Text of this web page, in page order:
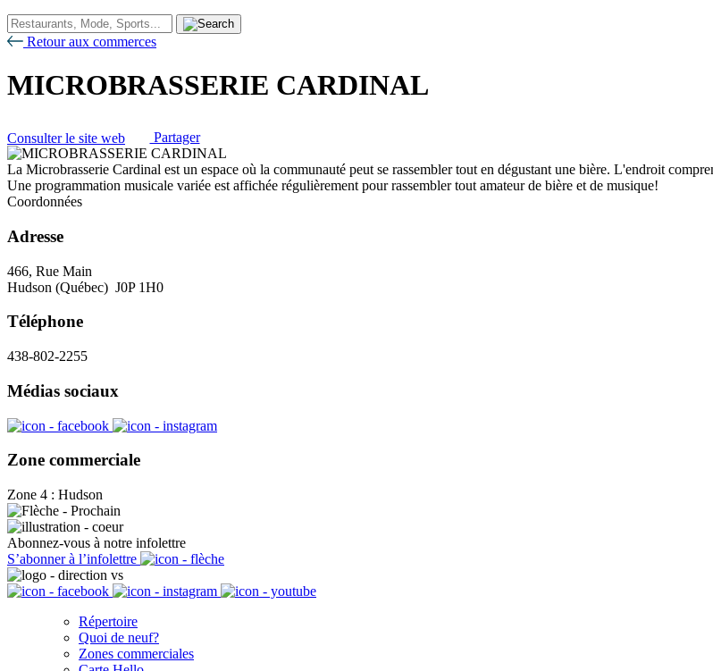
Retour aux commerces
MICROBRASSERIE CARDINAL
Consulter le site web Partager
La Microbrasserie Cardinal est un espace où la communauté peut se rassembler tout en dégustant une bière. L'endroit
Une programmation musicale variée est affichée régulièrement pour rassembler tout amateur de bière et de musique!
Coordonnées
Adresse
466, Rue Main
Hudson (Québec) J0P 1H0
Téléphone
438-802-2255
Médias sociaux
Zone commerciale
Zone 4 : Hudson
Abonnez-vous à notre infolettre
S’abonner à l’infolettre
Répertoire
Quoi de neuf?
Zones commerciales